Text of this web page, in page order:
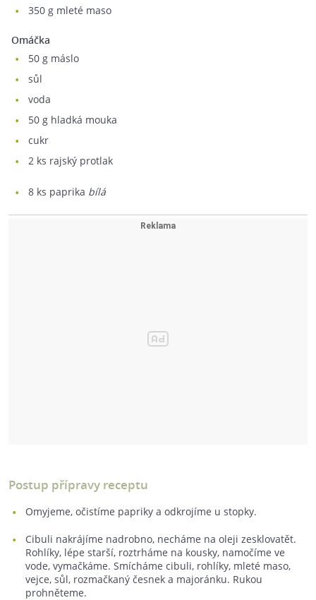
350 g mleté maso
Omáčka
50 g máslo
sůl
voda
50 g hladká mouka
cukr
2 ks rajský protlak
8 ks paprika bílá
Postup přípravy receptu
Omyjeme, očistíme papriky a odkrojíme u stopky.
Cibuli nakrájíme nadrobno, necháme na oleji zesklovatět.
Rohlíky, lépe starší, roztrháme na kousky, namočíme ve
vode, vymačkáme. Smícháme cibuli, rohlíky, mleté maso,
vejce, sůl, rozmačkaný česnek a majoránku. Rukou
prohněteme.